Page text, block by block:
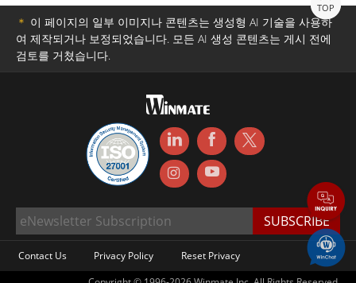
TOP
＊ 이 페이지의 일부 이미지나 콘텐츠는 생성형 AI 기술을 사용하
여 제작되거나 보정되었습니다. 모든 AI 생성 콘텐츠는 게시 전에
검토를 거쳤습니다.
Contact Us Privacy Policy
Reset Privacy